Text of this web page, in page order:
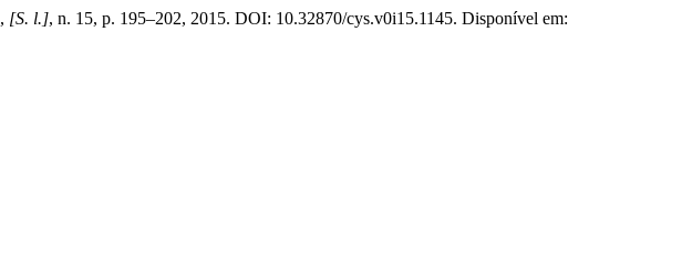
, [S. l.], n. 15, p. 195–202, 2015. DOI: 10.32870/cys.v0i15.1145. Disponível em: